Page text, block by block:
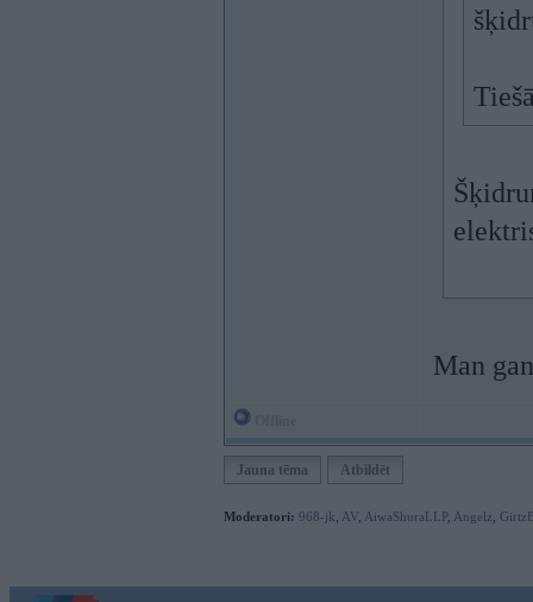
Man
Jauna tēma Atbildēt
Moderatori: 968-jk AV AiwaShuraLLP, Angelz